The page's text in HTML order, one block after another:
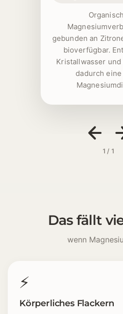
gebunden an
bioverfügbar.
Kristallwasser
dadurch
1 / 1
Das fällt
wenn
⚡
Körperliches Flackern